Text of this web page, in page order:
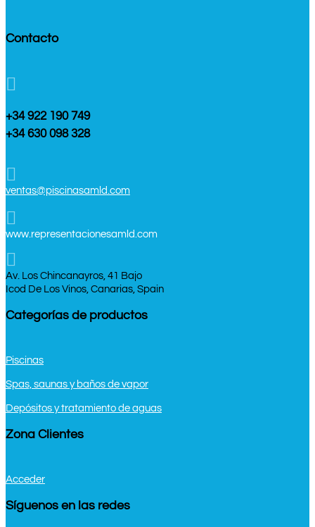
Contacto

+34 922 190 749
+34 630 098 328

ventas@piscinasamld.com

www.representacionesamld.com

Av. Los Chincanayros, 41 Bajo
Icod De Los Vinos, Canarias, Spain
Categorías de productos
Piscinas
Spas, saunas y baños de vapor
Depósitos y tratamiento de aguas
Zona Clientes
Acceder
Síguenos en las redes